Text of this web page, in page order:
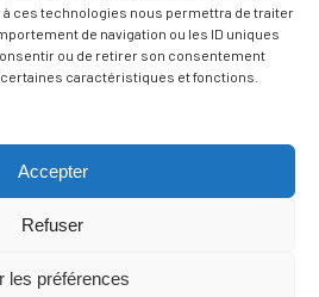
ces technologies nous permettra de traiter
de navigation ou les ID uniques
ou de retirer son consentement
caractéristiques et fonctions.
Accepter
Refuser
les préférences
NOUS
LES RÉSEAUX
et lapolitique de vie privée
Google s'appliquent.